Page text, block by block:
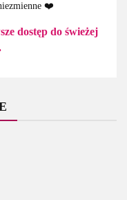
❤️
dostęp do świeżej